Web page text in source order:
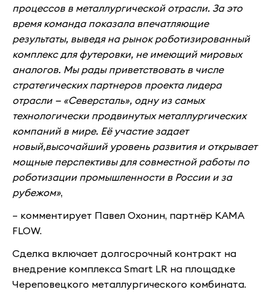
процессов в металлургической отрасли. За это
время команда показала впечатляющие
результаты, выведя на рынок роботизированный
комплекс для футеровки, не имеющий мировых
аналогов. Мы рады приветствовать в числе
стратегических партнеров проекта лидера
отрасли — «Северсталь», одну из самых
технологически продвинутых металлургических
компаний в мире. Её участие задает
новый,высочайший уровень развития и открывает
мощные перспективы для совместной работы по
роботизации промышленности в России и за
рубежом»,
– комментирует Павел Охонин, партнёр KAMA
FLOW.
Сделка включает долгосрочный контракт на
внедрение комплекса Smart LR на площадке
Череповецкого металлургического комбината.